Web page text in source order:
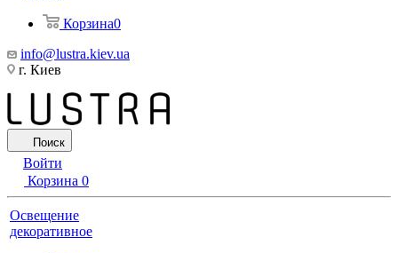
Корзина0
info@lustra.kiev.ua
г. Киев
Поиск
Войти
Корзина 0
Освещение
декоративное